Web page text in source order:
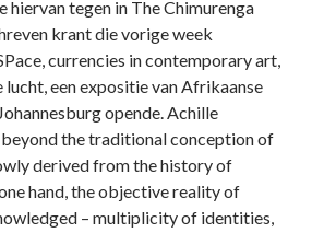
tegen in The Chimurenga
krant die vorige week
currencies in contemporary art,
lucht, een expositie van Afrikaanse
opende. Achille
the traditional conception of
derived from the history of
hand, the objective reality of
– multiplicity of identities,